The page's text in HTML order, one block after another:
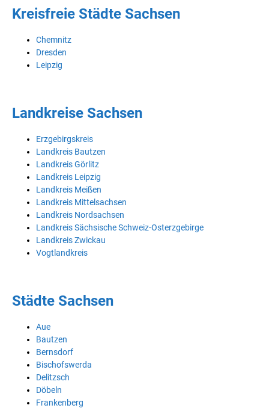
Kreisfreie Städte Sachsen
Chemnitz
Dresden
Leipzig
Landkreise Sachsen
Erzgebirgskreis
Landkreis Bautzen
Landkreis Görlitz
Landkreis Leipzig
Landkreis Meißen
Landkreis Mittelsachsen
Landkreis Nordsachsen
Landkreis Sächsische Schweiz-Osterzgebirge
Landkreis Zwickau
Vogtlandkreis
Städte Sachsen
Aue
Bautzen
Bernsdorf
Bischofswerda
Delitzsch
Döbeln
Frankenberg